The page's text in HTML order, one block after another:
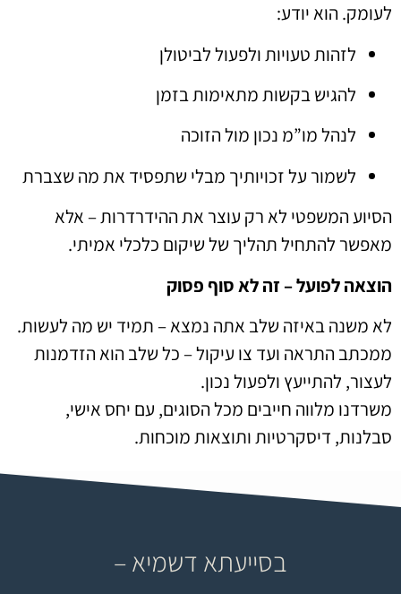
לעומק. הוא יודע:
לזהות טעויות ולפעול לביטולן
להגיש בקשות מתאימות בזמן
לנהל מו”מ נכון מול הזוכה
לשמור על זכויותיך מבלי שתפסיד את מה שצברת
הסיוע המשפטי לא רק עוצר את ההידרדרות – אלא
מאפשר להתחיל תהליך של שיקום כלכלי אמיתי.
הוצאה לפועל – זה לא סוף פסוק
לא משנה באיזה שלב אתה נמצא – תמיד יש מה לעשות.
ממכתב התראה ועד צו עיקול – כל שלב הוא הזדמנות
לעצור, להתייעץ ולפעול נכון.
משרדנו מלווה חייבים מכל הסוגים, עם יחס אישי,
סבלנות, דיסקרטיות ותוצאות מוכחות.
בסייעתא דשמיא –